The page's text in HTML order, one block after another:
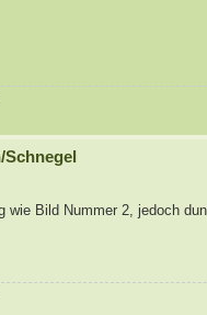
Bild Nummer 2, jedoch